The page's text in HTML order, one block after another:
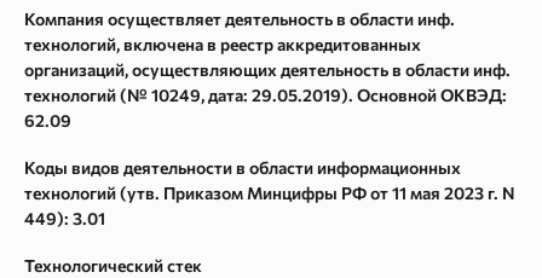
Массовая проверка Whois
Поиск спама в Webarchive
Параметры ссылок
Спам в ссылках
Восстановление из Webarchive
Компания осуществляет деятельность в области инф.
технологий, включена в реестр аккредитованных
организаций, осуществляющих деятельность в области инф.
технологий (№ 10249, дата: 29.05.2019). Основной ОКВЭД:
62.09
Коды видов деятельности в области информационных
технологий (утв. Приказом Минцифры РФ от 11 мая 2023 г. N
449): 3.01
Технологический стек